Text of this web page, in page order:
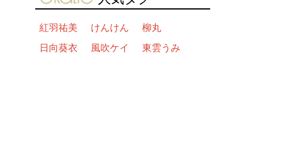
紅羽祐美 けんけん
柳丸
日向葵衣
風吹ケイ 東雲うみ